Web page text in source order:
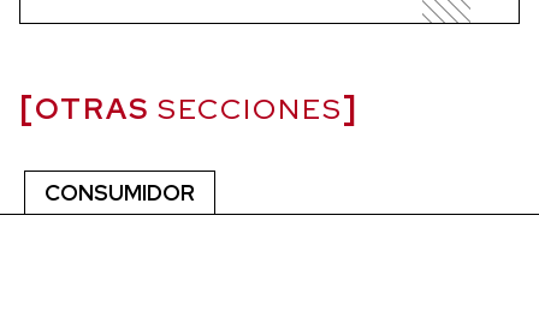
OTRAS SECCIONES
CONSUMIDOR